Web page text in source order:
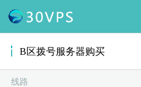
会员名：
B区拨号服务器购买
线路